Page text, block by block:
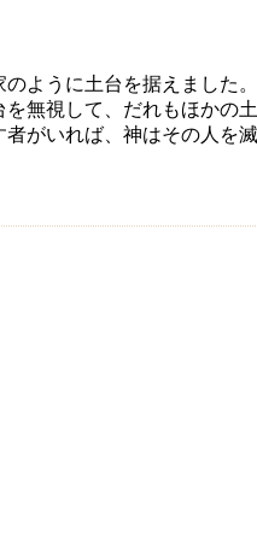
ように土台を据えました
無視して、だれもほかの
者がいれば、神はその人を